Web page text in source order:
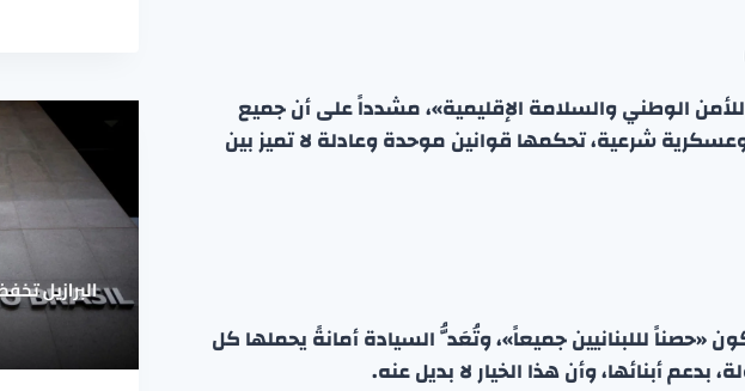
الوطني والسلامة الإقليمية»، مشدداً على أن جميع
شرعية، تحكمها قوانين موحدة وعادلة لا تميز بين
«حصناً لللبنانيين جميعاً»، وتُعَدُّ السيادة أمانةً يحملها كل
أبنائها، وأن هذا الخيار لا بديل عنه.